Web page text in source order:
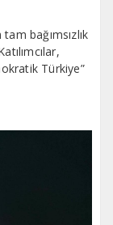
bağımsızlık
Türkiye”